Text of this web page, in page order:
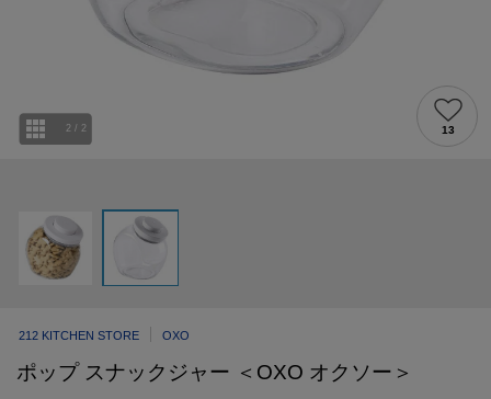
2 / 2 13
212 KITCHEN STORE OXO
ポップ スナックジャー ＜OXO オクソー＞